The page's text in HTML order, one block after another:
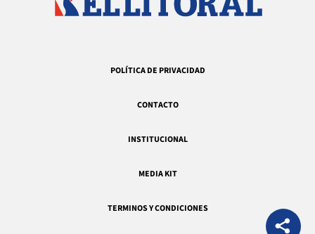
POLÍTICA DE PRIVACIDAD
CONTACTO
INSTITUCIONAL
MEDIA KIT
TERMINOS Y CONDICIONES